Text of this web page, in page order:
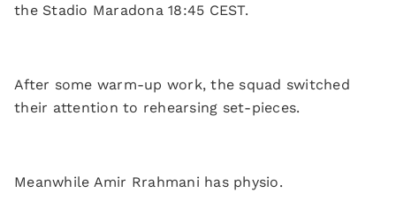
the Stadio Maradona 18:45 CEST.
After some warm-up work, the squad switched
their attention to rehearsing set-pieces.
Meanwhile Amir Rrahmani has physio.